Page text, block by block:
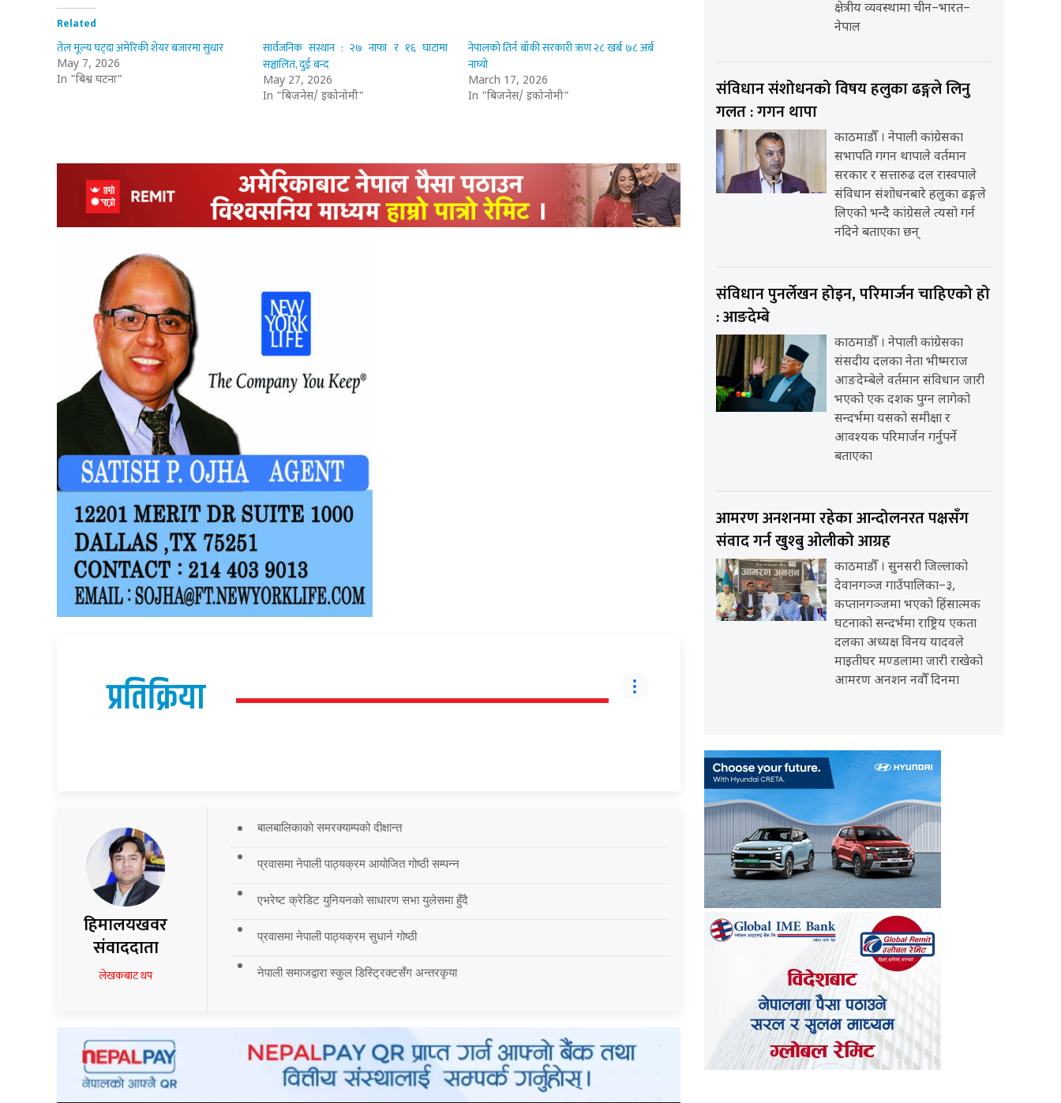
Related
तेल मूल्य घट्दा अमेरिकी शेयर बजारमा सुधार
May 7, 2026
In "बिश्व घटना"
सार्वजनिक संस्थान : २७ नाफा र १६ घाटामा
सञ्चालित, दुई बन्द
May 27, 2026
In "बिजनेस/ इकोनोमी"
नेपालको तिर्न बाँकी सरकारी ऋण २८ खर्ब ७८ अर्ब
नाघ्यो
March 17, 2026
In "बिजनेस/ इकोनोमी"
प्रतिक्रिया
हिमालयखवर
संवाददाता
लेखकबाट थप
बालबालिकाको समरक्याम्पको दीक्षान्त
प्रवासमा नेपाली पाठ्यक्रम आयोजित गोष्ठी सम्पन्न
एभरेष्ट क्रेडिट युनियनको साधारण सभा युलेसमा हुँदै
प्रवासमा नेपाली पाठ्यक्रम सुधार्न गोष्ठी
नेपाली समाजद्वारा स्कुल डिस्ट्रिक्टसँग अन्तरकृया
क्षेत्रीय व्यवस्थामा चीन–भारत–
नेपाल
संविधान संशोधनको विषय हलुका ढङ्गले लिनु
गलत : गगन थापा
काठमाडौँ । नेपाली कांग्रेसका
सभापति गगन थापाले वर्तमान
सरकार र सत्तारुढ दल रास्वपाले
संविधान संशोधनबारे हलुका ढङ्गले
लिएको भन्दै कांग्रेसले त्यसो गर्न
नदिने बताएका छन्
संविधान पुनर्लेखन होइन, परिमार्जन चाहिएको हो
: आङदेम्बे
काठमाडौँ । नेपाली कांग्रेसका
संसदीय दलका नेता भीष्मराज
आङदेम्बेले वर्तमान संविधान जारी
भएको एक दशक पुग्न लागेको
सन्दर्भमा यसको समीक्षा र
आवश्यक परिमार्जन गर्नुपर्ने
बताएका
आमरण अनशनमा रहेका आन्दोलनरत पक्षसँग
संवाद गर्न खुश्बु ओलीको आग्रह
काठमाडौँ । सुनसरी जिल्लाको
देवानगञ्ज गाउँपालिका–३,
कप्तानगञ्जमा भएको हिंसात्मक
घटनाको सन्दर्भमा राष्ट्रिय एकता
दलका अध्यक्ष विनय यादवले
माइतीघर मण्डलामा जारी राखेको
आमरण अनशन नवौँ दिनमा